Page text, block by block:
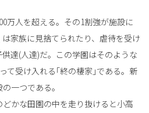
万人を超える。その1割強が施設に
家族に見捨てられたり、虐待を受け
達(人達)だ。この学園はそのような
て受け入れる｢終の棲家｣である。新
一つである。
かな田園の中を走り抜けると小高